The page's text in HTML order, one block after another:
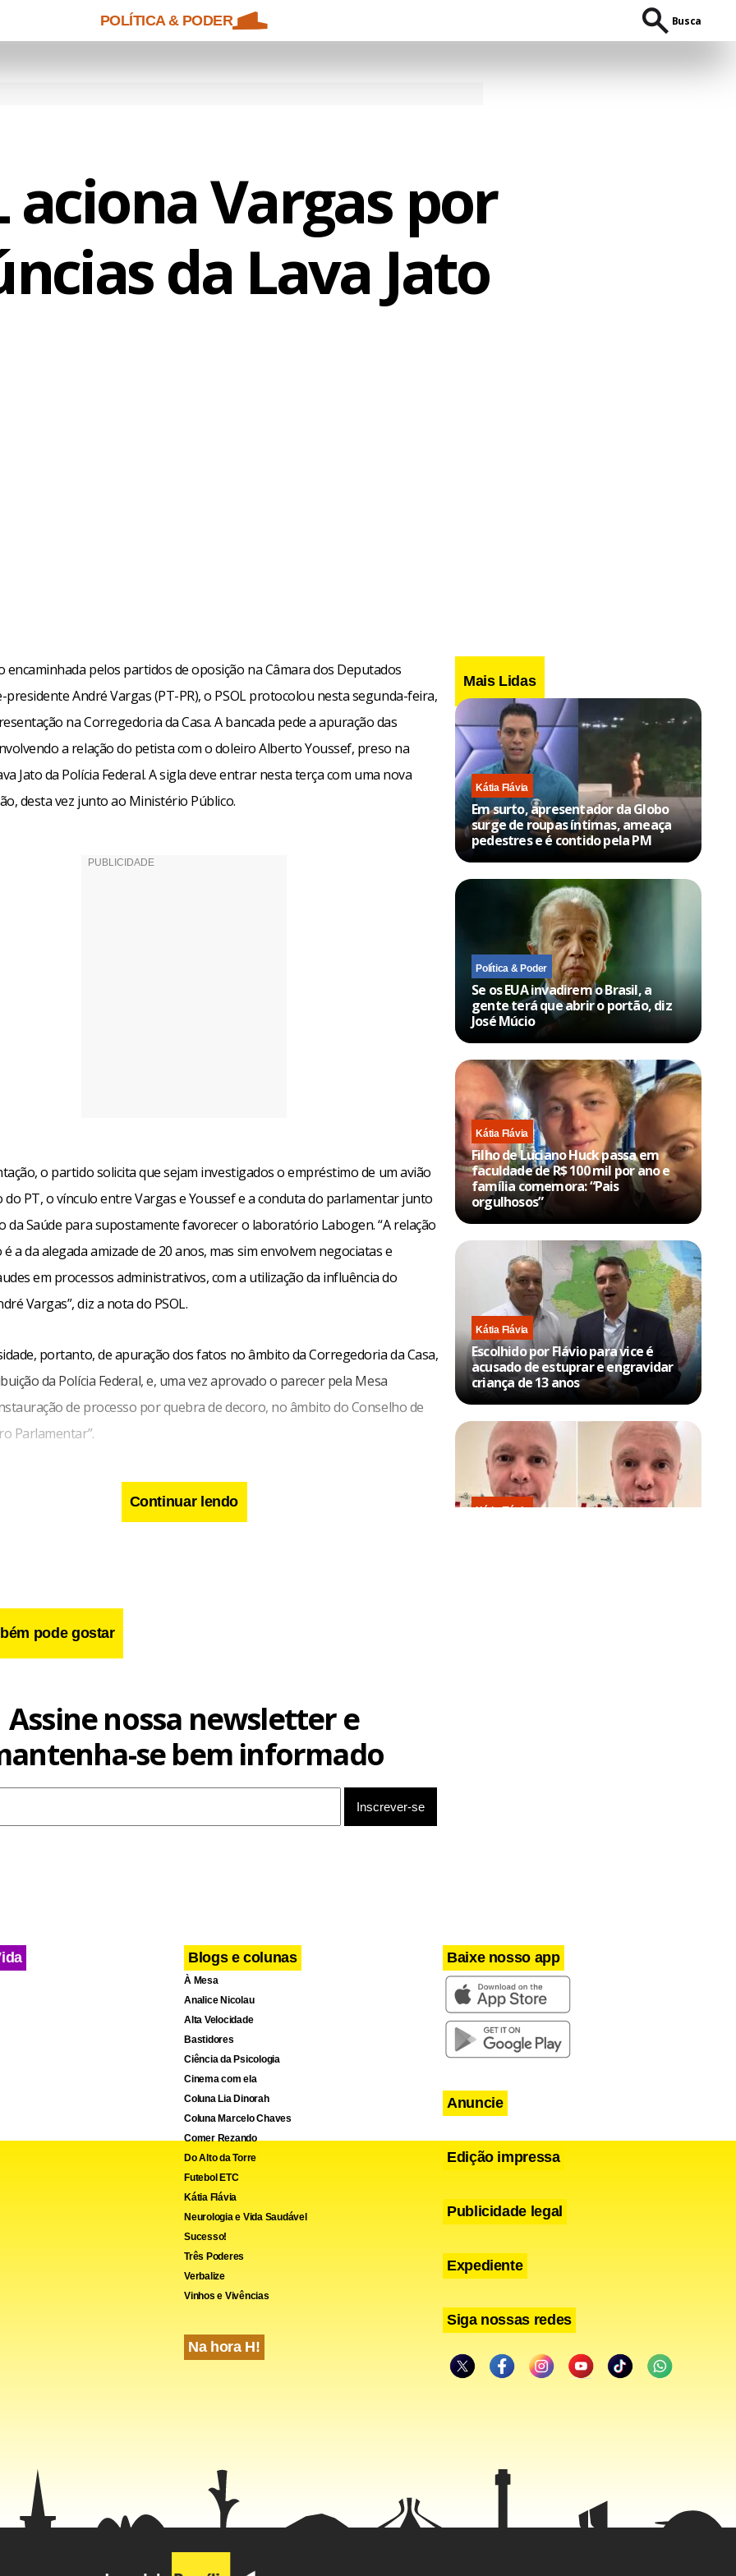
POLÍTICA & PODER Busca
aciona Vargas por
da Lava Jato
encaminhada pelos partidos de oposição na Câmara dos Deputados
presidente André Vargas (PT-PR), o PSOL protocolou nesta segunda-feira,
na Corregedoria da Casa. A bancada pede a apuração das
a relação do petista com o doleiro Alberto Youssef, preso na
Jato da Polícia Federal. A sigla deve entrar nesta terça com uma nova
desta vez junto ao Ministério Público.
o partido solicita que sejam investigados o empréstimo de um avião
do PT, o vínculo entre Vargas e Youssef e a conduta do parlamentar junto
da Saúde para supostamente favorecer o laboratório Labogen. “A relação
a da alegada amizade de 20 anos, mas sim envolvem negociatas e
em processos administrativos, com a utilização da influência do
Vargas”, diz a nota do PSOL.
portanto, de apuração dos fatos no âmbito da Corregedoria da Casa,
da Polícia Federal, e, uma vez aprovado o parecer pela Mesa
de processo por quebra de decoro, no âmbito do Conselho de
Parlamentar”.
encaminhou um pedido de licença do mandato parlamentar por 60
o período, o deputado não receberá salário.
Continuar lendo
pode gostar
Mais Lidas
Kátia Flávia
Em surto, apresentador da Globo
surge de roupas íntimas, ameaça
pedestres e é contido pela PM
Política & Poder
Se os EUA invadirem o Brasil, a
gente terá que abrir o portão, diz
José Múcio
Kátia Flávia
Filho de Luciano Huck passa em
faculdade de R$ 100 mil por ano e
família comemora: “Pais
orgulhosos”
Kátia Flávia
Escolhido por Flávio para vice é
acusado de estuprar e engravidar
criança de 13 anos
Kátia Flávia
Assine nossa newsletter e
se bem informado
Blogs e colunas
À Mesa
Analice Nicolau
Alta Velocidade
Bastidores
Ciência da Psicologia
Cinema com ela
Coluna Lia Dinorah
Coluna Marcelo Chaves
Comer Rezando
Do Alto da Torre
Futebol ETC
Kátia Flávia
Neurologia e Vida Saudável
Sucesso!
Três Poderes
Verbalize
Vinhos e Vivências
Na hora H!
Baixe nosso app
Anuncie
Edição impressa
Publicidade legal
Expediente
Siga nossas redes